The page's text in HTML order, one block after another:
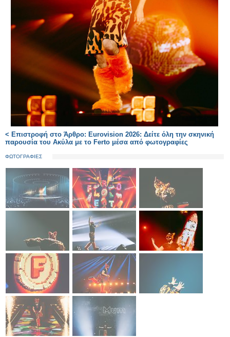
< Επιστροφή στο Άρθρο: Eurovision 2026: Δείτε όλη την σκηνική
παρουσία του Ακύλα με το Ferto μέσα από φωτογραφίες
ΦΩΤΟΓΡΑΦΙΕΣ